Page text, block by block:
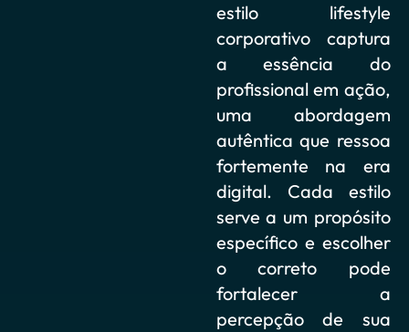
estilo lifestyle
corporativo captura
a essência do
profissional em ação,
uma abordagem
autêntica que ressoa
fortemente na era
digital. Cada estilo
serve a um propósito
específico e escolher
o correto pode
fortalecer a
percepção de sua